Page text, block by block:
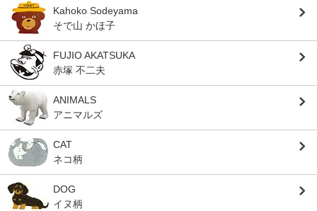
Kahoko Sodeyama
そで山 かほ子
FUJIO AKATSUKA
赤塚 不二夫
ANIMALS
アニマルズ
CAT
ネコ柄
DOG
イヌ柄